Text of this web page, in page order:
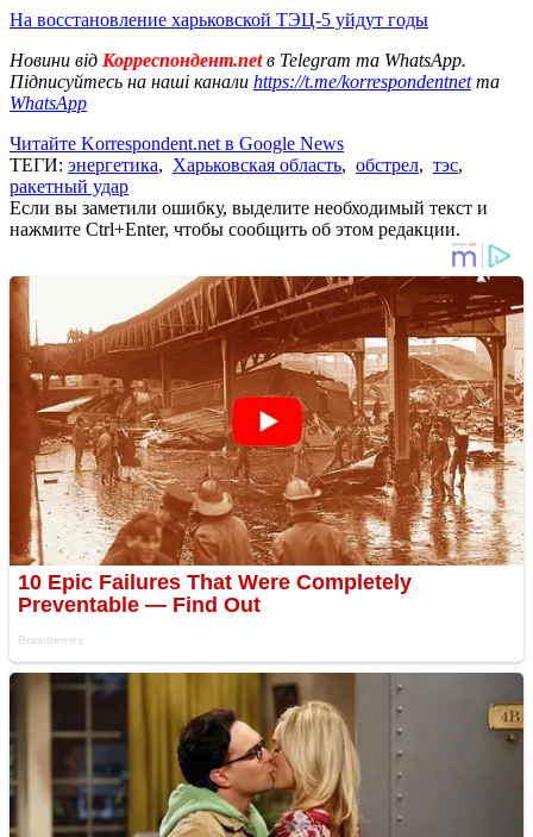
На восстановление харьковской ТЭЦ-5 уйдут годы
Новини від Корреспондент.netв Telegram та WhatsApp.
Підписуйтесь на наші канали https://t.me/korrespondentnetта
WhatsApp
Читайте Korrespondent.net в Google News
ТЕГИ: энергетика, Харьковская область, обстрел, тэс,
ракетный удар
Если вы заметили ошибку, выделите необходимый текст и
нажмите Ctrl+Enter, чтобы сообщить об этом редакции.